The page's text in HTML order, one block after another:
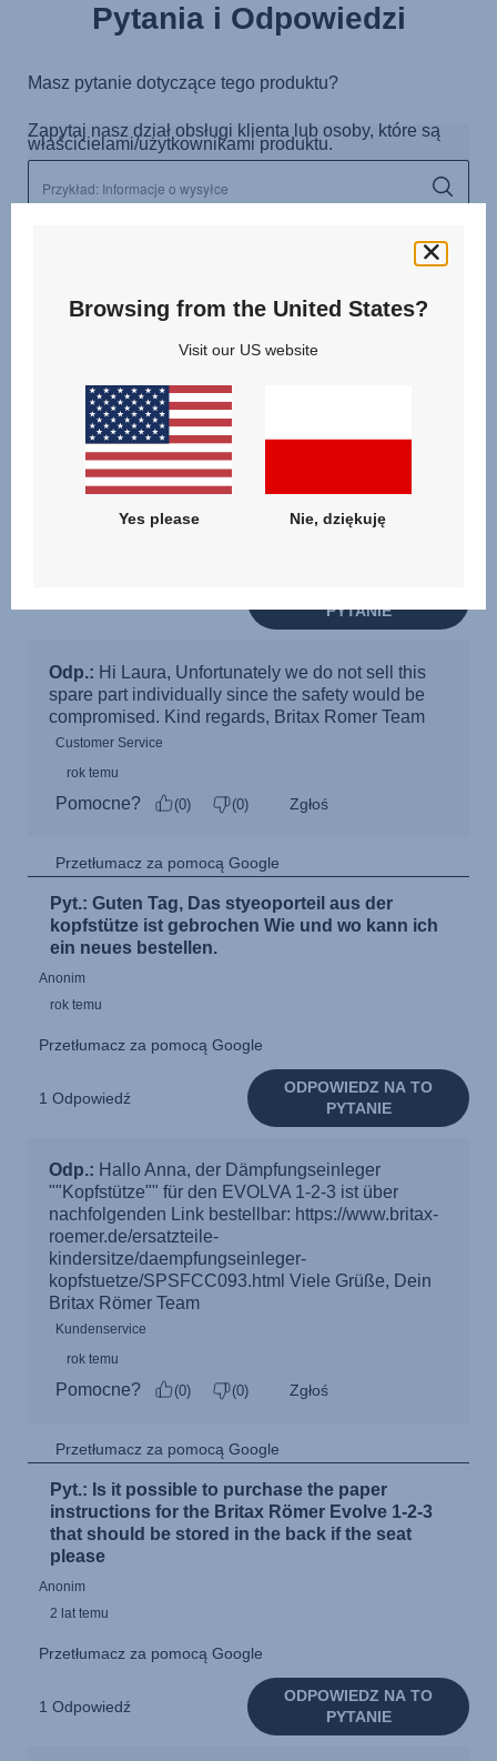
Pytania i Odpowiedzi
Browsing from the United States?
Visit our US website
Yes please Nie, dziękuję